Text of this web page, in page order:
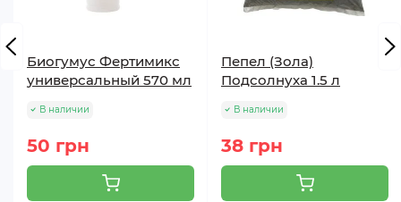
Биогумус Фертимикс
универсальный 570 мл
В наличии
50 грн
Пепел (Зола)
Подсолнуха 1.5 л
В наличии
38 грн